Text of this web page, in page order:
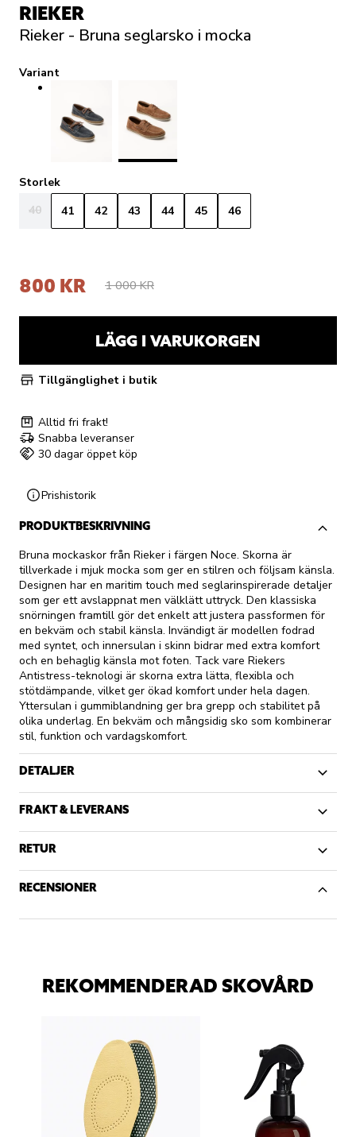
RIEKER
Rieker - Bruna seglarsko i mocka
Variant
Storlek
40
41 42 43 44 45 46
800 KR 1 000 KR
LÄGG I VARUKORGEN
Tillgänglighet i butik
Alltid fri frakt!
Snabba leveranser
30 dagar öppet köp
Prishistorik
PRODUKTBESKRIVNING
Bruna mockaskor från Rieker i färgen Noce. Skorna är
tillverkade i mjuk mocka som ger en stilren och följsam känsla.
Designen har en maritim touch med seglarinspirerade detaljer
som ger ett avslappnat men välklätt uttryck. Den klassiska
snörningen framtill gör det enkelt att justera passformen för
en bekväm och stabil känsla. Invändigt är modellen fodrad
med syntet, och innersulan i skinn bidrar med extra komfort
och en behaglig känsla mot foten. Tack vare Riekers
Antistress-teknologi är skorna extra lätta, flexibla och
stötdämpande, vilket ger ökad komfort under hela dagen.
Yttersulan i gummiblandning ger bra grepp och stabilitet på
olika underlag. En bekväm och mångsidig sko som kombinerar
stil, funktion och vardagskomfort.
DETALJER
FRAKT & LEVERANS
RETUR
RECENSIONER
REKOMMENDERAD SKOVÅRD